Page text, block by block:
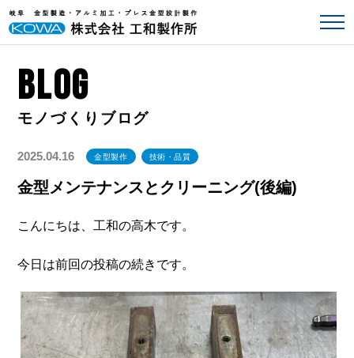
BLOG
2025.04.16 金型製作 技術・品質
金型メンテナンスとクリーニング(後編)
こんにちは、工和の高木です。
今日は前回の投稿の続きです。